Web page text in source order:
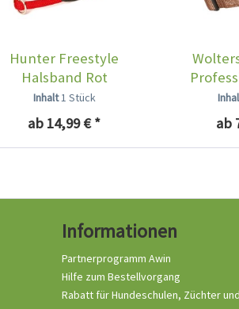
Hunter Freestyle
Halsband Rot
Inhalt1 Stück
ab 14,99 € * ab
Informationen
Partnerprogramm Awin
Hilfe zum Bestellvorgang
Rabatt für Hundeschulen, Züchter